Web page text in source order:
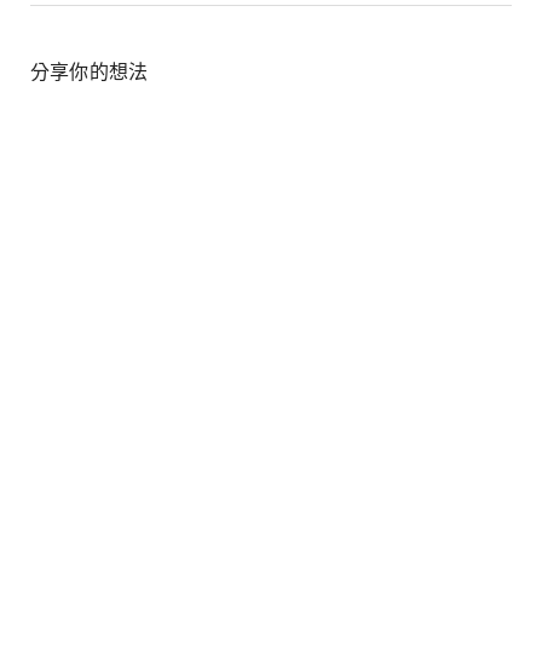
分享你的想法